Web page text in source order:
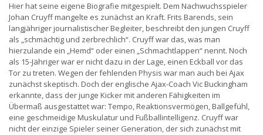
Hier hat seine eigene Biografie mitgespielt. Dem Nachwuchsspieler
Johan Cruyff mangelte es zunächst an Kraft. Frits Barends, sein
langjähriger journalistischer Begleiter, beschreibt den jungen Cruyff
als „schmächtig und zerbrechlich“. Cruyff war das, was man
hierzulande ein „Hemd“ oder einen „Schmachtlappen“ nennt. Noch
als 15-Jähriger war er nicht dazu in der Lage, einen Eckball vor das
Tor zu treten. Wegen der fehlenden Physis war man auch bei Ajax
zunächst skeptisch. Doch der englische Ajax-Coach Vic Buckingham
erkannte, dass der junge Kicker mit anderen Fähigkeiten im
Übermaß ausgestattet war: Tempo, Reaktionsvermögen, Ballgefühl,
eine geschmeidige Muskulatur und Fußballintelligenz. Cruyff war
nicht der einzige Spieler seiner Generation, der sich zunächst mit